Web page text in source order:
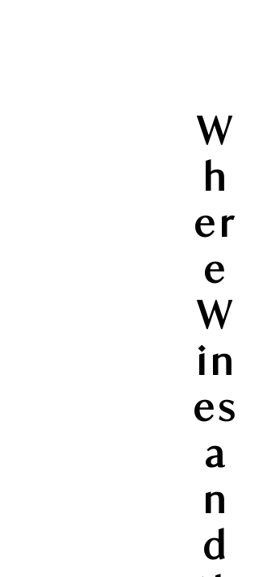
W
h
er
e
W
in
es
a
n
d